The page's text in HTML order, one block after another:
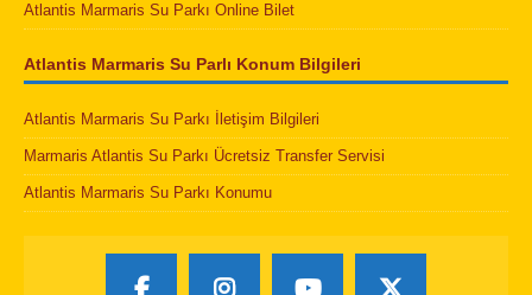
Atlantis Marmaris Su Parkı Online Bilet
Atlantis Marmaris Su Parlı Konum Bilgileri
Atlantis Marmaris Su Parkı İletişim Bilgileri
Marmaris Atlantis Su Parkı Ücretsiz Transfer Servisi
Atlantis Marmaris Su Parkı Konumu